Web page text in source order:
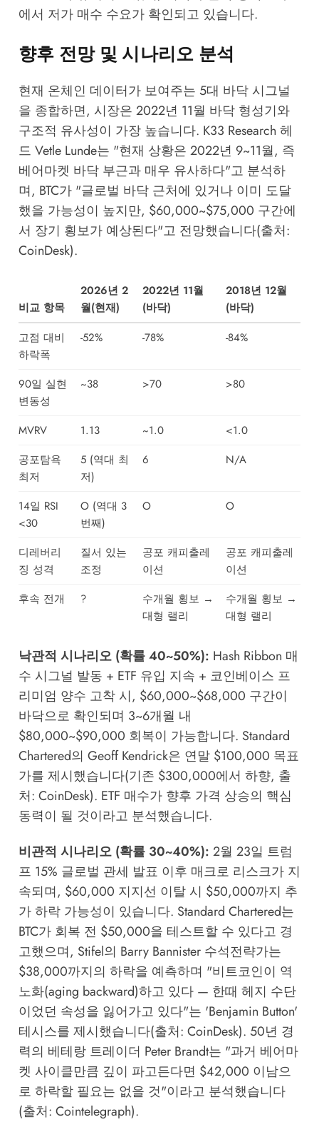
에서 저가 매수 수요가 확인되고 있습니다.
향후 전망 및 시나리오 분석
현재 온체인 데이터가 보여주는 5대 바닥 시그널
을 종합하면, 시장은 2022년 11월 바닥 형성기와
구조적 유사성이 가장 높습니다. K33 Research 헤
드 Vetle Lunde는 "현재 상황은 2022년 9~11월, 즉
베어마켓 바닥 부근과 매우 유사하다"고 분석하
며, BTC가 "글로벌 바닥 근처에 있거나 이미 도달
했을 가능성이 높지만, $60,000~$75,000 구간에
서 장기 횡보가 예상된다"고 전망했습니다(출처:
CoinDesk).
비교 항목
2026년 2
월(현재)
2022년 11월
(바닥)
2018년 12월
(바닥)
고점 대비
하락폭
-52% -78% -84%
90일 실현
변동성
~38 >70 >80
MVRV 1.13 ~1.0
<1.0
공포탐욕
최저
5 (역대 최
저)
6 N/A
14일 RSI
<30
O (역대 3
번째)
O O
디레버리
징 성격
질서 있는
조정
공포 캐피출레
이션
공포 캐피출레
이션
후속 전개
?
수개월 횡보 →
대형 랠리
수개월 횡보 →
대형 랠리
낙관적 시나리오 (확률 40~50%): Hash Ribbon 매
수 시그널 발동 + ETF 유입 지속 + 코인베이스 프
리미엄 양수 고착 시, $60,000~$68,000 구간이
바닥으로 확인되며 3~6개월 내
$80,000~$90,000 회복이 가능합니다. Standard
Chartered의 Geoff Kendrick은 연말 $100,000 목표
가를 제시했습니다(기존 $300,000에서 하향, 출
처: CoinDesk). ETF 매수가 향후 가격 상승의 핵심
동력이 될 것이라고 분석했습니다.
비관적 시나리오 (확률 30~40%): 2월 23일 트럼
프 15% 글로벌 관세 발표 이후 매크로 리스크가 지
속되며, $60,000 지지선 이탈 시 $50,000까지 추
가 하락 가능성이 있습니다. Standard Chartered는
BTC가 회복 전 $50,000을 테스트할 수 있다고 경
고했으며, Stifel의 Barry Bannister 수석전략가는
$38,000까지의 하락을 예측하며 "비트코인이 역
노화(aging backward)하고 있다 — 한때 헤지 수단
이었던 속성을 잃어가고 있다"는 'Benjamin Button'
테시스를 제시했습니다(출처: CoinDesk). 50년 경
력의 베테랑 트레이더 Peter Brandt는 "과거 베어마
켓 사이클만큼 깊이 파고든다면 $42,000 이남으
로 하락할 필요는 없을 것"이라고 분석했습니다
(출처: Cointelegraph).